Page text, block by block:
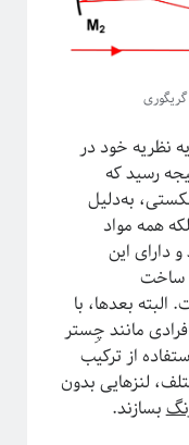
گالیله
پایه نظریه خود در
رسید که
به‌دلیل
همه مواد
این
ساخت
بعدها، با
مانند چِستر
از ترکیب
لنزهایی بدون
بسازند.